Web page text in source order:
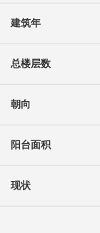
建筑年
总楼层数
朝向
阳台面积
现状